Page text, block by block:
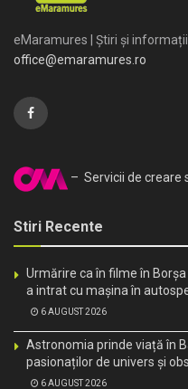
eMaramures | Știri și
office@emaramures.ro
– Servicii de creare
Stiri Recente
Urmărire ca în filme în
a intrat cu mașina în
6 AUGUST 2026
Astronomia prinde viață în
pasionaților de univers și
6 AUGUST 2026